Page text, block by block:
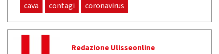
cava contagi coronavirus
Redazione Ulisseonline